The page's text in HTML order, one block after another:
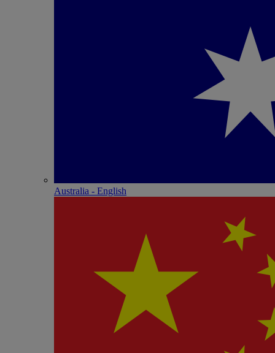
Australia - English